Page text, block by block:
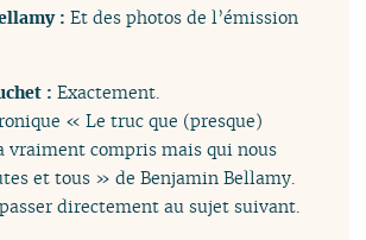
:Et des photos de l’émission
:Exactement.
« Le truc que (presque)
vraiment compris mais qui nous
et tous » de Benjamin Bellamy.
directement au sujet suivant.